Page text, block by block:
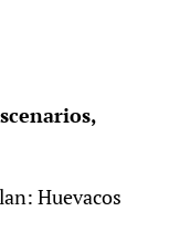
Huevacos